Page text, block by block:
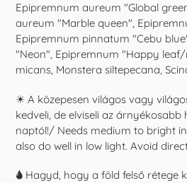
Epipremnum aureum "Global
aureum "Marble queen",
Epipremnum pinnatum "Cebu
"Neon", Epipremnum "Happy
micans, Monstera siltepecana,
☀ A közepesen világos vagy
kedveli, de elviseli az árnyékosabb
naptól!/ Needs medium to bright
also do well in low light. Avoid
🌢 Hagyd, hogy a föld felső rétege